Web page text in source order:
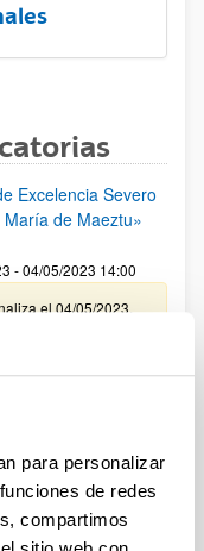
para personalizar
de redes
compartimos
Excelencia Severo
de Maeztu»
- 04/05/2023 14:00
el 04/05/2023,
DE
- 30/06/2022 23:59
definitiva en todas